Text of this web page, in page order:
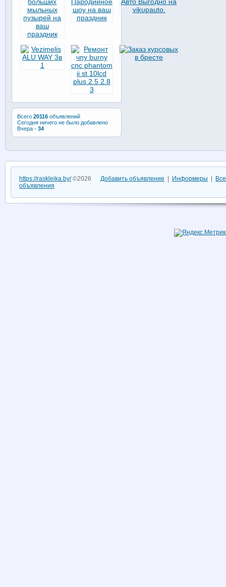
Всего 20116объявлений
Сегодня ничего не было добавлено
Вчера - 34
https://raskleika.by/©2026 Добавить объявление Информеры
объявления